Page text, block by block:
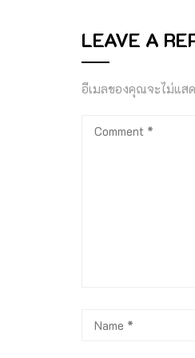
LEAVE A
อีเมลของคุณจะไม่แส